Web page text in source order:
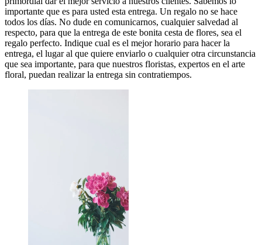
importante que es para usted esta entrega. Un regalo no se hace
todos los días. No dude en comunicarnos, cualquier salvedad al
respecto, para que la entrega de este bonita cesta de flores, sea el
regalo perfecto. Indique cual es el mejor horario para hacer la
entrega, el lugar al que quiere enviarlo o cualquier otra circunstancia
que sea importante, para que nuestros floristas, expertos en el arte
floral, puedan realizar la entrega sin contratiempos.